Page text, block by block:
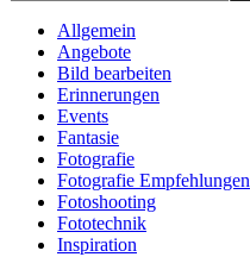
Allgemein
Angebote
Bild bearbeiten
Erinnerungen
Events
Fantasie
Fotografie
Fotografie Empfehlungen
Fotoshooting
Fototechnik
Inspiration